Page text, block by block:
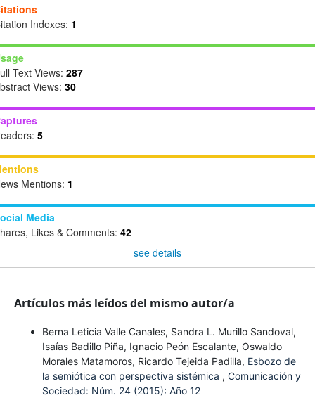
Indexes: 1
Text Views: 287
Views: 30
5
Mentions: 1
Media
Likes & Comments: 42
see details
Artículos más leídos del mismo autor/a
Berna Leticia Valle Canales, Sandra L. Murillo Sandoval,
Isaías Badillo Piña, Ignacio Peón Escalante, Oswaldo
Morales Matamoros, Ricardo Tejeida Padilla, Esbozo de
la semiótica con perspectiva sistémica , Comunicación y
Sociedad: Núm. 24 (2015): Año 12